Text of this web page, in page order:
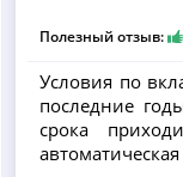
Полезный отзыв:
Условия по
последние
срока